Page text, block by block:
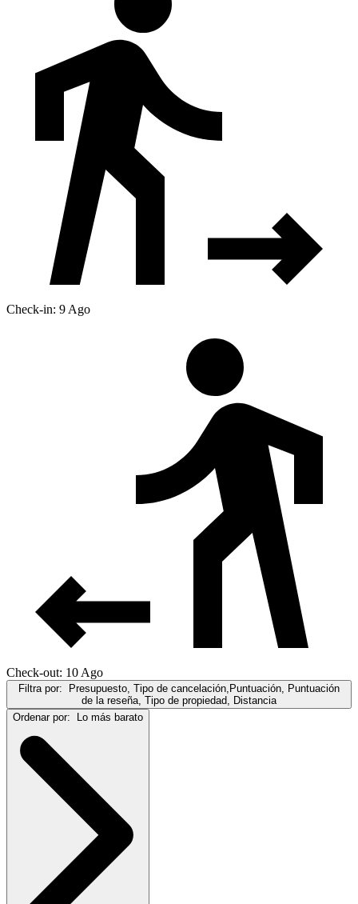
Check-in: 9 Ago
Check-out: 10 Ago
Filtra por:
Presupuesto, Tipo de cancelación,Puntuación, Puntuación
de la reseña, Tipo de propiedad, Distancia
Ordenar por:
Lo más barato